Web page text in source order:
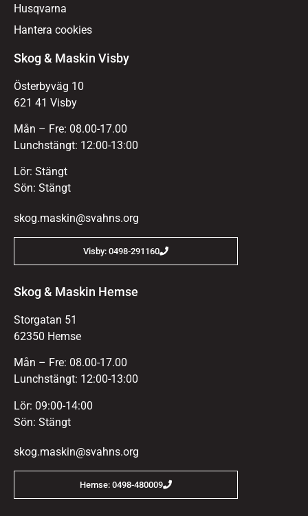
Husqvarna
Hantera cookies
Skog & Maskin Visby
Österbyväg 10
621 41 Visby
Mån – Fre: 08.00-17.00
Lunchstängt: 12:00-13:00
Lör: Stängt
Sön: Stängt
skog.maskin@svahns.org
Visby: 0498-291160
Skog & Maskin Hemse
Storgatan 51
62350 Hemse
Mån – Fre: 08.00-17.00
Lunchstängt: 12:00-13:00
Lör: 09:00-14:00
Sön: Stängt
skog.maskin@svahns.org
Hemse: 0498-480009